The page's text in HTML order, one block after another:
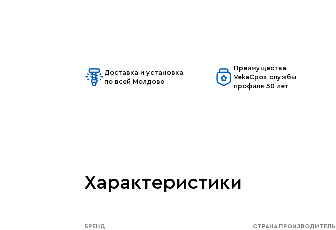
Доставка и установка
по всей Молдове
Преимущества
VekaСрок службы
профиля 50 лет
Характеристики
БРЕНД СТРАНА ПРОИЗВОДИТЕЛЬ